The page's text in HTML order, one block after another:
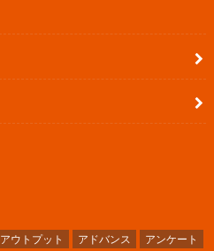
アウトプット アドバンス アンケート